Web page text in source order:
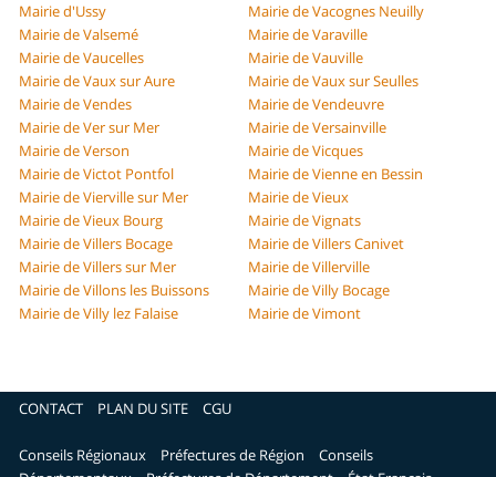
Mairie d'Ussy
Mairie de Vacognes Neuilly
Mairie de Valsemé
Mairie de Varaville
Mairie de Vaucelles
Mairie de Vauville
Mairie de Vaux sur Aure
Mairie de Vaux sur Seulles
Mairie de Vendes
Mairie de Vendeuvre
Mairie de Ver sur Mer
Mairie de Versainville
Mairie de Verson
Mairie de Vicques
Mairie de Victot Pontfol
Mairie de Vienne en Bessin
Mairie de Vierville sur Mer
Mairie de Vieux
Mairie de Vieux Bourg
Mairie de Vignats
Mairie de Villers Bocage
Mairie de Villers Canivet
Mairie de Villers sur Mer
Mairie de Villerville
Mairie de Villons les Buissons
Mairie de Villy Bocage
Mairie de Villy lez Falaise
Mairie de Vimont
CONTACT PLAN DU SITE CGU
Conseils Régionaux Préfectures de Région
Conseils